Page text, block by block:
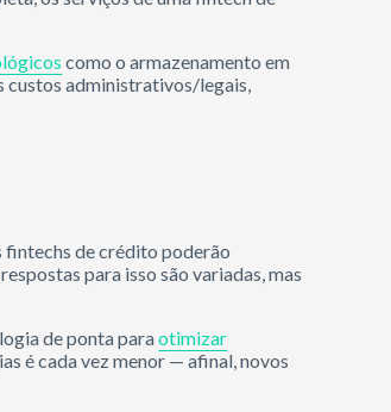
como o armazenamento em
custos administrativos/legais,
fintechs de crédito poderão
para isso são variadas, mas
de ponta paraotimizar
é cada vez menor — afinal, novos